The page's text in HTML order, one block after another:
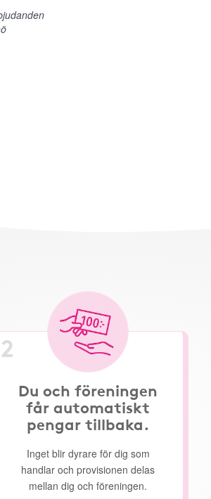
2
Du och föreningen
får automatiskt
pengar tillbaka.
Inget blir dyrare för dig som
handlar och provisionen delas
mellan dig och föreningen.